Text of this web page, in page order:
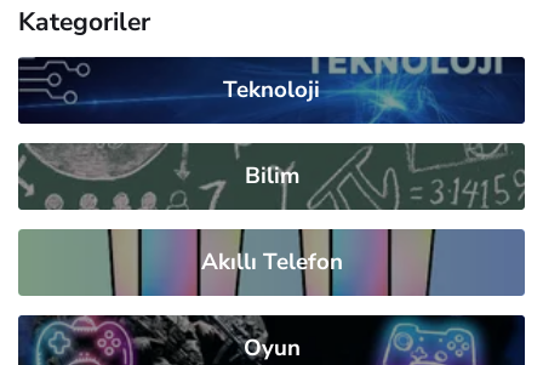
Kategoriler
Teknoloji
Bilim
Akıllı Telefon
Oyun